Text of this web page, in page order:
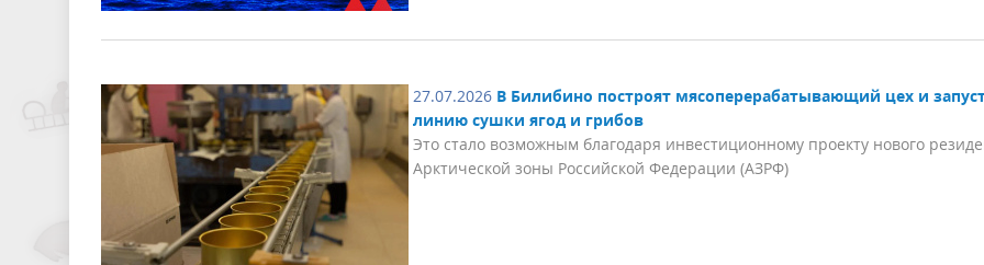
27.07.2026 В Билибино построят мясоперерабатывающий цех и
линию сушки ягод и грибов
Это стало возможным благодаря инвестиционному проекту нового
Арктической зоны Российской Федерации (АЗРФ)